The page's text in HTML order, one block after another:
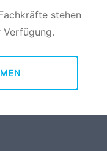
stehen
Verfügung.